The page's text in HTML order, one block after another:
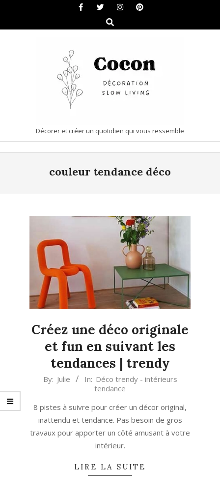
content
Search
COCON
|
DÉCORATION
LIVING
Décorer et créer un quotidien qui vous ressemble
couleur tendance déco
Créez une déco originale
et fun en suivant les
tendances | trendy
2024-
22
By: Julie In: Déco trendy - intérieurs
tendance
8 pistes à suivre pour créer un décor original,
inattendu et tendance. Pas besoin de gros
travaux pour apporter un côté amusant à votre
intérieur.
LIRE LA SUITE